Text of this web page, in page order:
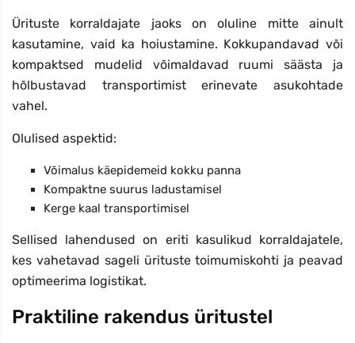
Ürituste korraldajate jaoks on oluline mitte ainult
kasutamine, vaid ka hoiustamine. Kokkupandavad või
kompaktsed mudelid võimaldavad ruumi säästa ja
hõlbustavad transportimist erinevate asukohtade
vahel.
Olulised aspektid:
Võimalus käepidemeid kokku panna
Kompaktne suurus ladustamisel
Kerge kaal transportimisel
Sellised lahendused on eriti kasulikud korraldajatele,
kes vahetavad sageli ürituste toimumiskohti ja peavad
optimeerima logistikat.
Praktiline rakendus üritustel